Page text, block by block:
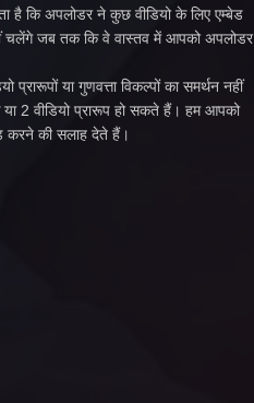
है कि अपलोडर ने कुछ वीडियो के लिए एम्बेड
चलेंगे जब तक कि वे वास्तव में आपको अपलोडर
या गुणवत्ता विकल्पों का समर्थन नहीं
2 वीडियो प्रारूप हो सकते हैं। हम आपको
करने की सलाह देते हैं।